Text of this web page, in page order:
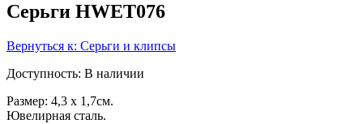
Серьги HWET076
Вернуться к: Серьги и клипсы
Доступность: В наличии
Размер: 4,3 x 1,7см.
Ювелирная сталь.